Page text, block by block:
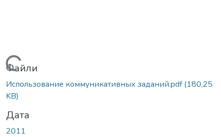
Вантажиться...
Файли
Использование коммуникативных заданий.pdf(180,25
KB)
Дата
2011